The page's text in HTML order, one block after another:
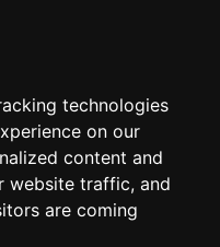
technologies
on our
content and
website traffic, and
are coming